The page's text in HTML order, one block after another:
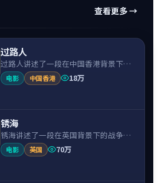
查看更多 →
过路人
过路人讲述了一段在中国香港背景下的
惊悚故事，围绕古天乐饰演的主角逐层
展开，人物动机与命运转折相互牵引，
电影 中国香港
18万
锈海
锈海讲述了一段在英国背景下的战争故
事，围绕凯特·温斯莱特饰演的主角逐
层展开，人物动机与命运转折相互牵
电影 英国
70万